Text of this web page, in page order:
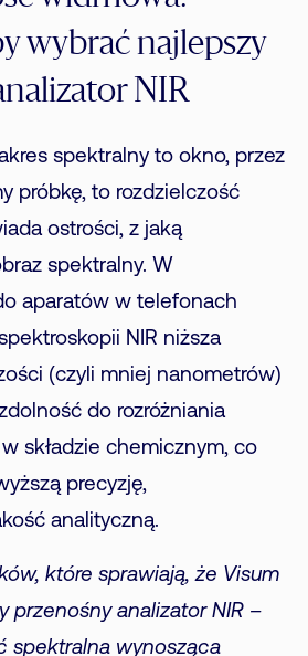
wybrać najlepszy
NIR
spektralny to okno, przez
próbkę, to rozdzielczość
ostrości, z jaką
spektralny. W
aparatów w telefonach
NIR niższa
(czyli mniej nanometrów)
do rozróżniania
składzie chemicznym, co
precyzję,
analityczną.
które sprawiają, że Visum
przenośny analizator NIR –
spektralna wynosząca